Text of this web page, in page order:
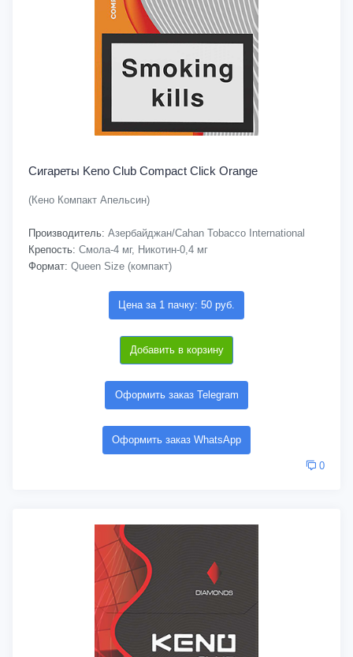
Сигареты Keno Club Compact Click Orange
(Кено Компакт Апельсин)
Производитель: Азербайджан/Cahan Tobacco International
Крепость: Смола-4 мг, Никотин-0,4 мг
Формат: Queen Size (компакт)
Цена за 1 пачку: 50 руб.
Добавить в корзину
Оформить заказ Telegram
Оформить заказ WhatsApp
0